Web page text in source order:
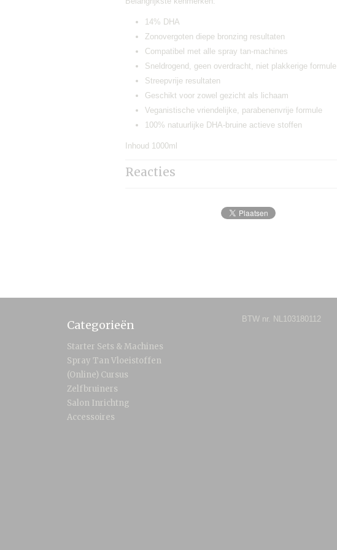
14% DHA
Zonovergoten diepe bronzing resultaten
Compatibel met alle spray tan-machines
Sneldrogend, geen overdracht, niet plakkerige formule
Streepvrije resultaten
Geschikt voor zowel gezicht als lichaam
Veganistische vriendelijke, parabenenvrije formule
100% natuurlijke DHA-bruine actieve stoffen
Inhoud 1000ml
Reacties
Categorieën
Starter Sets & Machines
Spray Tan Vloeistoffen
(Online) Cursus
Zelfbruiners
Salon Inrichtng
Accessoires
BTW nr. NL103180112